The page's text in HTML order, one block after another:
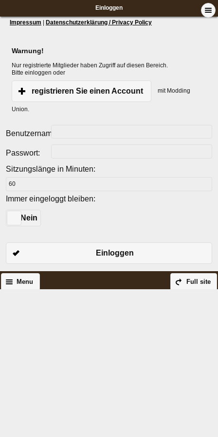
Einloggen
Impressum Datenschutzerklärung / Privacy Policy
Warnung!
Nur registrierte Mitglieder haben Zugriff auf diesen Bereich.
Bitte einloggen oder
registrieren Sie einen Account mit Modding
Union.
Benutzername:
Passwort:
Sitzungslänge in Minuten:
Immer eingeloggt bleiben:
Nein
Einloggen
Full site
Menu